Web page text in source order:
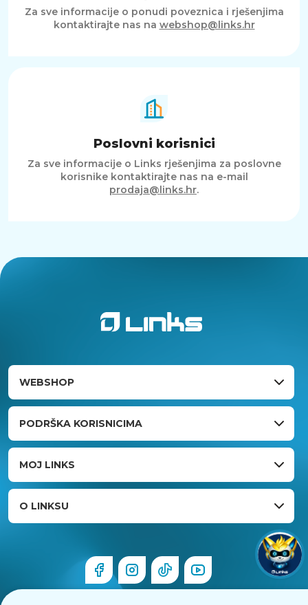
Za sve informacije o ponudi poveznica i rješenjima
kontaktirajte nas na webshop@links.hr
Poslovni korisnici
Za sve informacije o Links rješenjima za poslovne
korisnike kontaktirajte nas na e-mail
prodaja@links.hr.
WEBSHOP
PODRŠKA KORISNICIMA
MOJ LINKS
O LINKSU